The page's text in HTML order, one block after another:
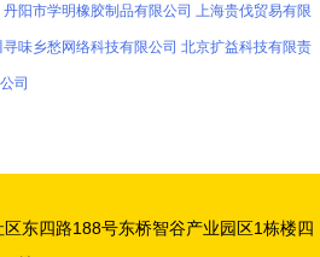
丹阳市学明橡胶制品有限公司 上海贵伐贸易有限
寻味乡愁网络科技有限公司 北京扩益科技有限责
司
东四路188号东桥智谷产业园区1栋楼四